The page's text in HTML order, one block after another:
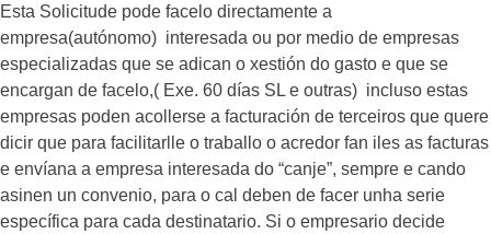
Esta Solicitude pode facelo directamente a
empresa(autónomo) interesada ou por medio de empresas
especializadas que se adican o xestión do gasto e que se
encargan de facelo,( Exe. 60 días SL e outras) incluso estas
empresas poden acollerse a facturación de terceiros que quere
dicir que para facilitarlle o traballo o acredor fan iles as facturas
e envíana a empresa interesada do “canje”, sempre e cando
asinen un convenio, para o cal deben de facer unha serie
específica para cada destinatario. Si o empresario decide